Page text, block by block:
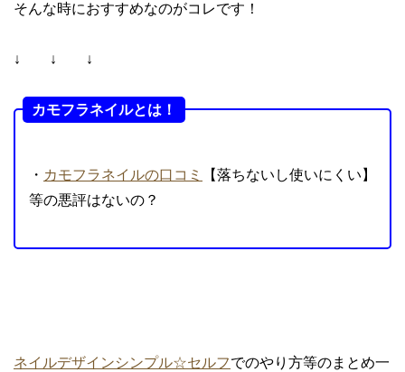
そんな時におすすめなのがコレです！
↓ ↓ ↓
カモフラネイルとは！
・ カモフラネイルの口コミ
【落ちないし使いにくい】
等の悪評はないの？
ネイルデザインシンプル☆セルフでのやり方等のまとめ一